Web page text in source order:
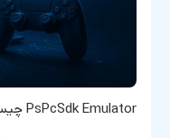
PsPcSdk Emulator چیست و چرا به آن نیاز دارید؟